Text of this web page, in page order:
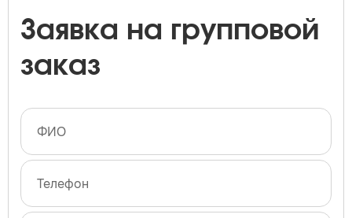
Заявка на групповой
заказ